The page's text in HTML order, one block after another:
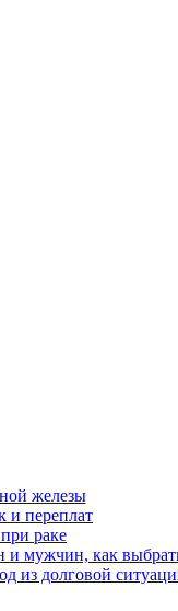
железы
переплат
раке
и мужчин, как
из долговой